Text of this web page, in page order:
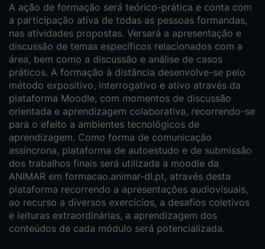
A ação de formação será teórico-prática e conta com
a participação ativa de todas as pessoas formandas,
nas atividades propostas. Versará a apresentação e
discussão de temas específicos relacionados com a
área, bem como a discussão e análise de casos
práticos. A formação à distância desenvolve-se pelo
método expositivo, interrogativo e ativo através da
plataforma Moodle, com momentos de discussão
orientada e aprendizagem colaborativa, recorrendo-se
para o efeito a ambientes tecnológicos de
aprendizagem. Como forma de comunicação
assíncrona, plataforma de autoestudo e de submissão
dos trabalhos finais será utilizada a moodle da
ANIMAR em formacao.animar-dl.pt, através desta
plataforma recorrendo a apresentações audiovisuais,
ao recurso a diversos exercícios, a desafios coletivos
e leituras extraordinárias, a aprendizagem dos
conteúdos de cada módulo será potencializada.